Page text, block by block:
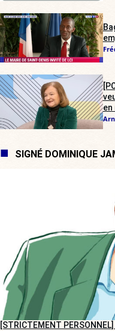
en
SIGNÉ DOMINIQUE
[STRICTEMENT